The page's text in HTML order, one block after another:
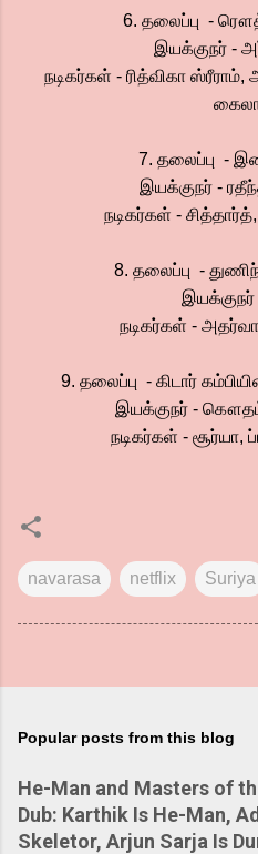
6. தலைப்பு -
இயக்குநர் -
நடிகர்கள் - ரித்விகா
7. தலைப்பு -
இயக்குநர் -
நடிகர்கள் -
8. தலைப்பு -
நடிகர்கள் -
9. தலைப்பு - கிடார்
இயக்குநர் -
நடிகர்கள் - சூர்யா,
navarasa netflix Suriya
Popular posts from this blog
He-Man and Masters of
Dub: Karthik Is He-Man,
Skeletor, Arjun Sarja Is